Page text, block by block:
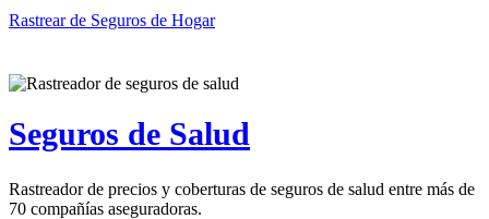
Rastrear de Seguros de Hogar
Seguros de Salud
Rastreador de precios y coberturas de seguros de salud entre más de
70 compañías aseguradoras.